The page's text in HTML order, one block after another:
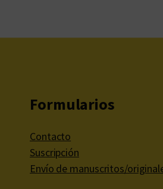
Formularios
Contacto
Suscripción
Envío de manuscritos/